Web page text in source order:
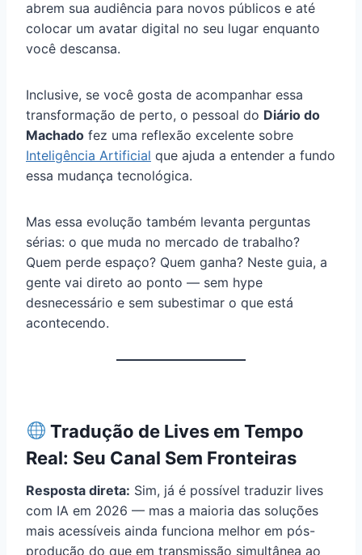
abrem sua audiência para novos públicos e até
colocar um avatar digital no seu lugar enquanto
você descansa.
Inclusive, se você gosta de acompanhar essa
transformação de perto, o pessoal do Diário do
Machado fez uma reflexão excelente sobre
Inteligência Artificial que ajuda a entender a fundo
essa mudança tecnológica.
Mas essa evolução também levanta perguntas
sérias: o que muda no mercado de trabalho?
Quem perde espaço? Quem ganha? Neste guia, a
gente vai direto ao ponto — sem hype
desnecessário e sem subestimar o que está
acontecendo.
Tradução de Lives em Tempo
Real: Seu Canal Sem Fronteiras
Resposta direta: Sim, já é possível traduzir lives
com IA em 2026 — mas a maioria das soluções
mais acessíveis ainda funciona melhor em pós-
produção do que em transmissão simultânea ao